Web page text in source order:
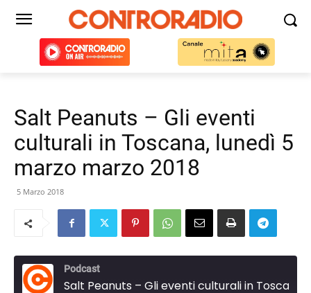
Salt Peanuts – Gli eventi
culturali in Toscana, lunedì 5
marzo marzo 2018
5 Marzo 2018
Podcast